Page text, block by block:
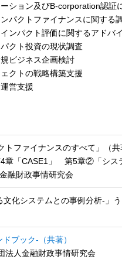
ション及びB-corporation認証
パクトファイナンスに関する
ンパクト評価に関するアドバ
クト投資の現状調査
ビジネス企画検討
クトの戦略構築支援
営支援
トファイナンスのすべて」
「CASE1」 第5章②「シス
融財政事情研究会
文化システムとの事例分析-」
ブック-（共著）
法人金融財政事情研究会